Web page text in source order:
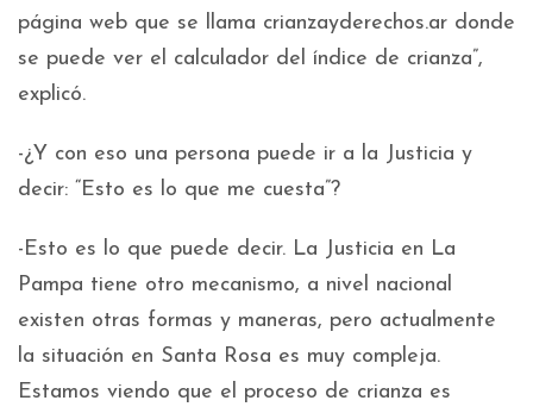
página web que se llama crianzayderechos.ar donde
se puede ver el calculador del índice de crianza”,
explicó.
-¿Y con eso una persona puede ir a la Justicia y
decir: “Esto es lo que me cuesta”?
-Esto es lo que puede decir. La Justicia en La
Pampa tiene otro mecanismo, a nivel nacional
existen otras formas y maneras, pero actualmente
la situación en Santa Rosa es muy compleja.
Estamos viendo que el proceso de crianza es